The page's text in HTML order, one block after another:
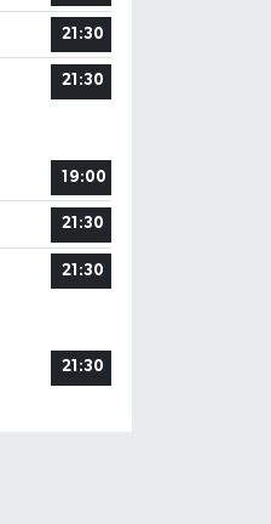
21:30
21:30
19:00
21:30
21:30
21:30